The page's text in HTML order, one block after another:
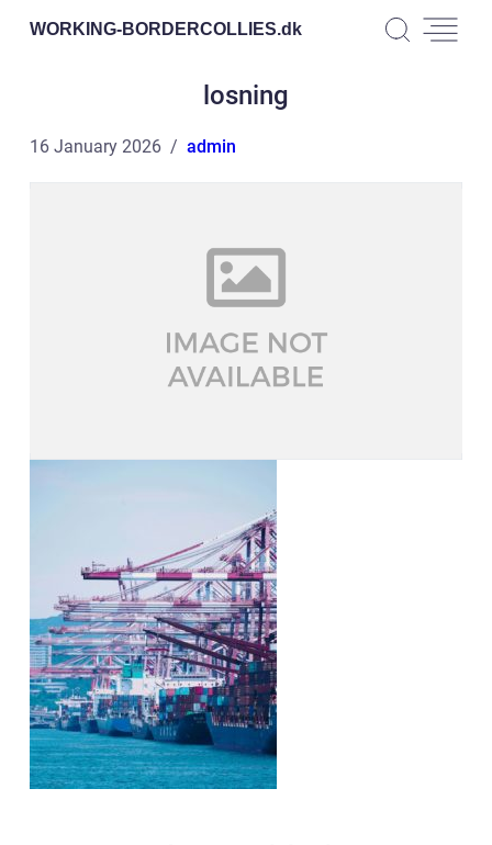
WORKING-BORDERCOLLIES.dk
losning
16 January 2026 admin